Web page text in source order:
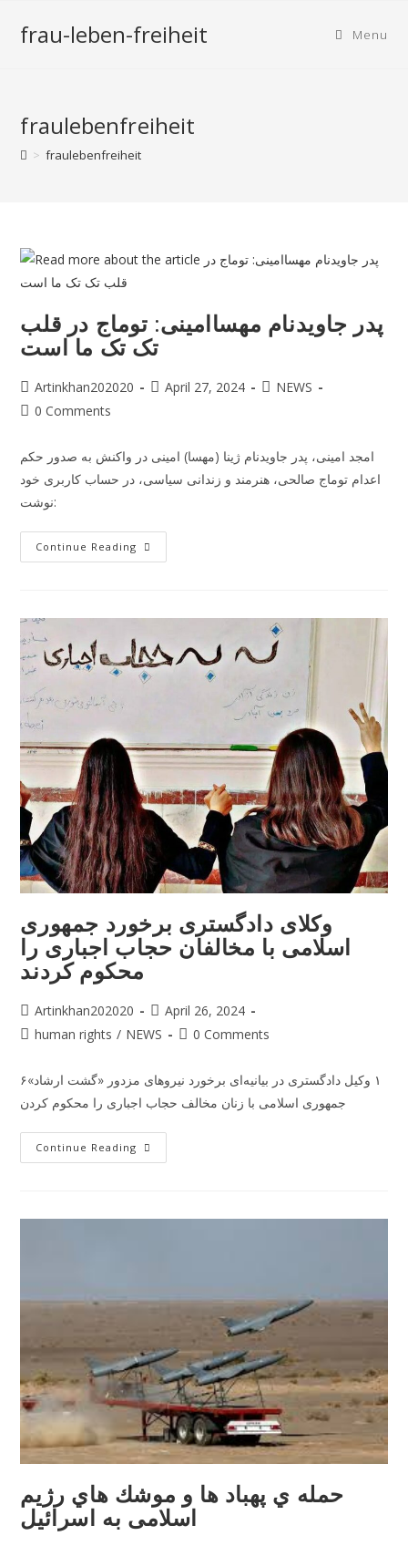
frau-leben-freiheit Menu
fraulebenfreiheit
> fraulebenfreiheit
پدر جاویدنام مهساامینی: توماج در قلب
تک تک ما است
Artinkhan202020 April 27, 2024
NEWS
0 Comments
امجد امینی، پدر جاویدنام ژینا (مهسا) امینی در واکنش به صدور حکم
اعدام توماج صالحی، هنرمند و زندانی سیاسی، در حساب کاربری خود
نوشت:
Continue Reading
وکلای دادگستری برخورد جمهوری
اسلامی با مخالفان حجاب اجباری را
محکوم کردند
Artinkhan202020
April 26, 2024
human rights / NEWS 0 Comments
۶١ وکیل دادگستری در بیانیه‌ای برخورد نیروهای مزدور «گشت ارشاد»‌
جمهوری اسلامی با زنان مخالف حجاب اجباری را محکوم کردن
Continue Reading
حمله ي پهباد ها و موشك هاي رژیم
اسلامی به اسرائيل